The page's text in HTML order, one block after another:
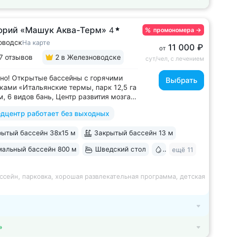
«Машук Аква-Терм» 4
На карте
отзывов 2 в Железноводске
Открытые бассейны с горячими
«Итальянские термы, парк 12,5 га
6 видов бань, Центр развития мозга,
лечения, EMS-тренировки,
• Расположен в уединенном...
работает без выходных
промономера →
от 11 000 ₽
сут/чел, с лечением
Выбрать
бассейн 38х15 м Закрытый бассейн 13 м
бассейн 800 м Шведский стол Бювет
ещё 11
парковка, хорошая развлекательная программа, детская